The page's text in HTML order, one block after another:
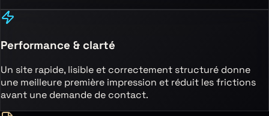
Performance & clarté
Un site rapide, lisible et correctement structuré donne
une meilleure première impression et réduit les frictions
avant une demande de contact.